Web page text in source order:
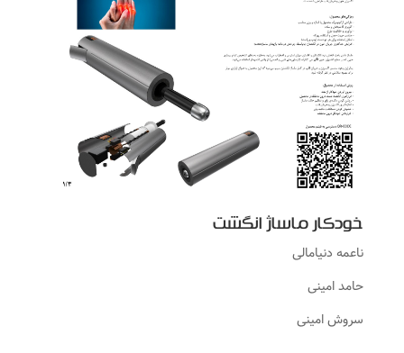
خودکار ماساژ انگشت
ناعمه دنیامالی
حامد امینی
سروش امینی